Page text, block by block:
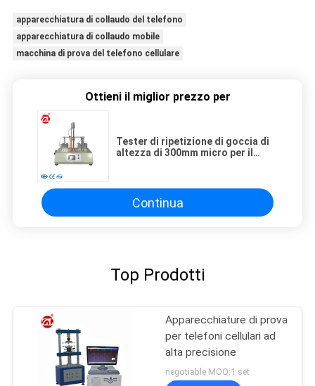
apparecchiatura di collaudo del telefono
apparecchiatura di collaudo mobile
macchina di prova del telefono cellulare
Ottieni il miglior prezzo per
Tester di ripetizione di goccia di
altezza di 300mm micro per il
Continua
Top Prodotti
Apparecchiature di prova
per telefoni cellulari ad
alta precisione
negotiable MOQ:1 set